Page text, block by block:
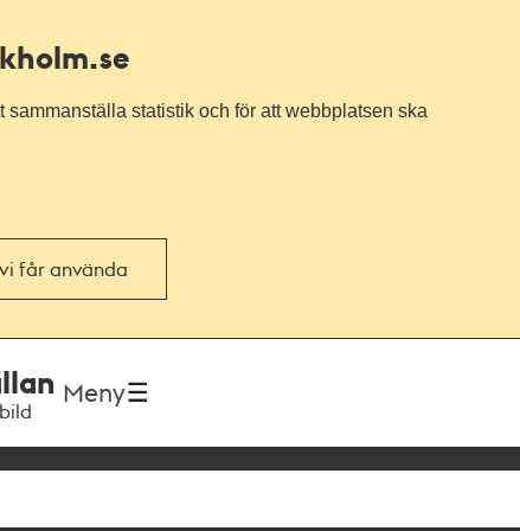
statistik och för att webbplatsen ska
får använda
Meny